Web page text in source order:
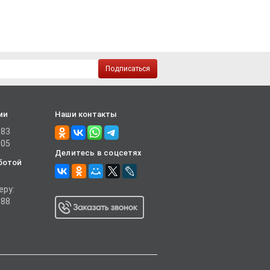
Подписаться
Наши контакты
Делитесь в соцсетях